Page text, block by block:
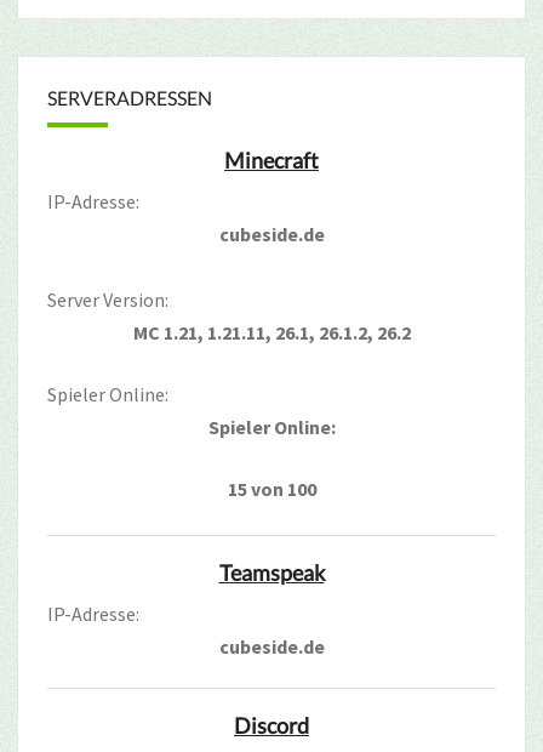
SERVERADRESSEN
Minecraft
IP-Adresse:
cubeside.de
Server Version:
MC 1.21, 1.21.11, 26.1, 26.1.2, 26.2
Spieler Online:
Spieler Online:
15 von 100
Teamspeak
IP-Adresse:
cubeside.de
Discord